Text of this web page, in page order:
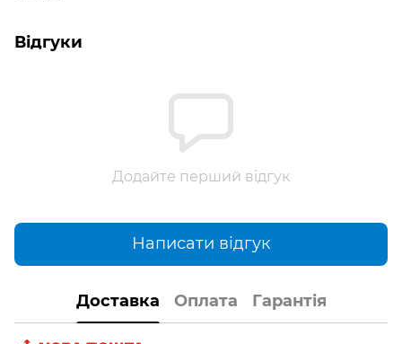
Відгуки
Додайте перший відгук
Написати відгук
Доставка Оплата Гарантія